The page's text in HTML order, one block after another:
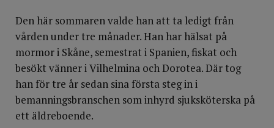
Den här sommaren valde han att ta ledigt från
vården under tre månader. Han har hälsat på
mormor i Skåne, semestrat i Spanien, fiskat och
besökt vänner i Vilhelmina och Dorotea. Där tog
han för tre år sedan sina första steg in i
bemanningsbranschen som inhyrd sjuksköterska på
ett äldreboende.